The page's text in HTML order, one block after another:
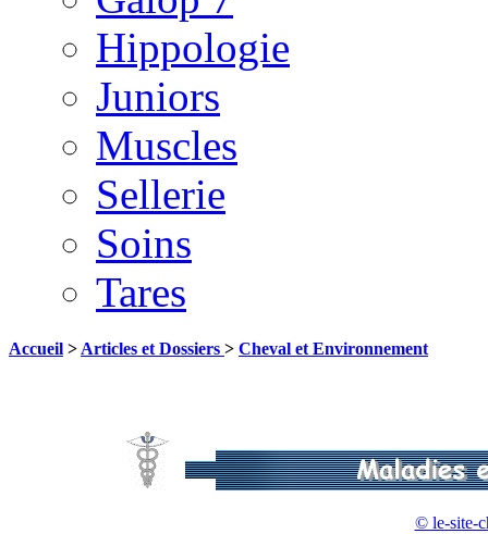
Hippologie
Juniors
Muscles
Sellerie
Soins
Tares
Accueil > Articles et Dossiers > Cheval et Environnement
© le-site-